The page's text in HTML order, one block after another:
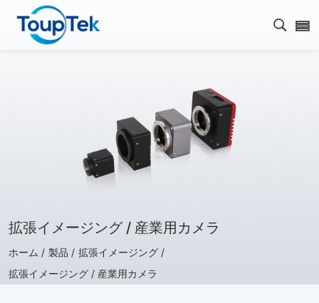
検索
拡張イメージング / 産業用カメラ
ホーム / 製品 / 拡張イメージング /
拡張イメージング / 産業用カメラ